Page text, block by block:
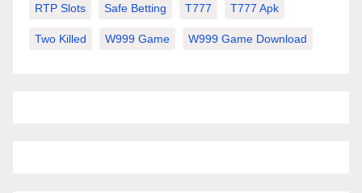
RTP Slots Safe Betting T777 T777 Apk
Two Killed W999 Game W999 Game Download